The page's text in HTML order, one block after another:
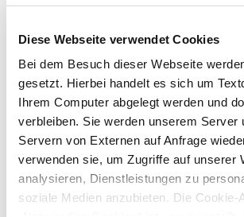
Diese Webseite verwendet Cookies
Bei dem Besuch dieser Webseite
gesetzt. Hierbei handelt es sich um
Ihrem Computer abgelegt werden und
verbleiben. Sie werden unserem Server
Servern von Externen auf Anfrage
verwenden sie, um Zugriffe auf unserer
analysieren, Dienstleistungen zu
soziale Medien anzubieten. Die Cookie-
Bauleitplanung: Für Bürger*innen
Bebauungsplänen und
Flächennutzungsplan zu
Aktuelle Bürgerbeteiligungen zu
Bebauungsplänen finden Sie hier.
Aktuelle Bürgerbeteiligungen zu
Flächennutzungsplan-Änderungen